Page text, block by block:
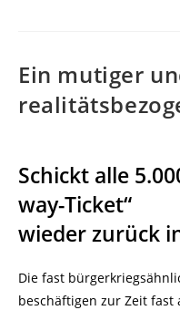
Ein mutiger
Schickt alle
way-Ticket“
wieder zurück
Die fast
beschäftigen zur Zeit fast